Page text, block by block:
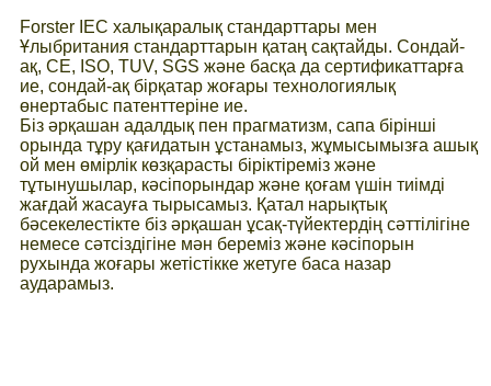
Forster IEC халықаралық стандарттары мен
Ұлыбритания стандарттарын қатаң сақтайды. Сондай-
ақ, CE, ISO, TUV, SGS және басқа да сертификаттарға
ие, сондай-ақ бірқатар жоғары технологиялық
өнертабыс патенттеріне ие.
Біз әрқашан адалдық пен прагматизм, сапа бірінші
орында тұру қағидатын ұстанамыз, жұмысымызға ашық
ой мен өмірлік көзқарасты біріктіреміз және
тұтынушылар, кәсіпорындар және қоғам үшін тиімді
жағдай жасауға тырысамыз. Қатал нарықтық
бәсекелестікте біз әрқашан ұсақ-түйектердің сәттілігіне
немесе сәтсіздігіне мән береміз және кәсіпорын
рухында жоғары жетістікке жетуге баса назар
аударамыз.